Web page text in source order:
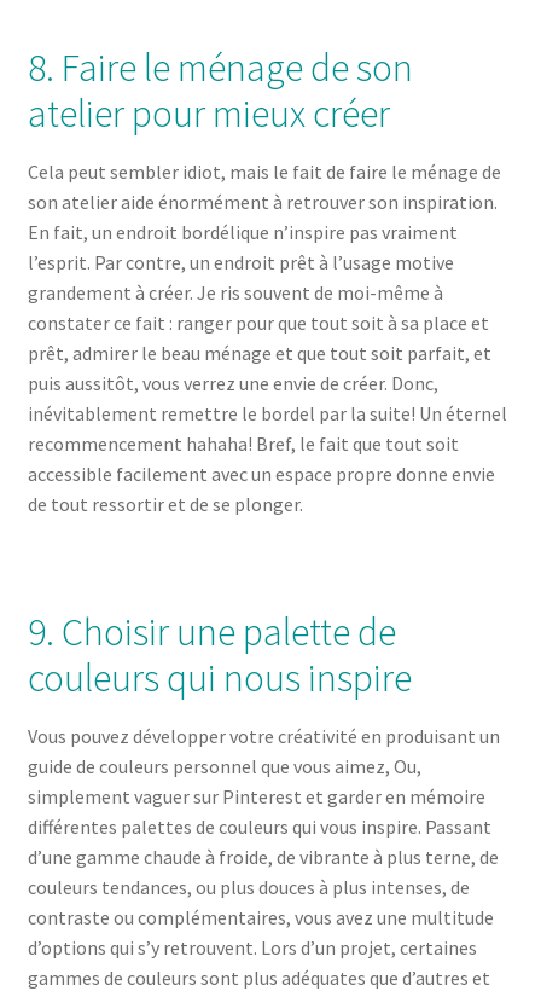
8. Faire le ménage de son
atelier pour mieux créer
Cela peut sembler idiot, mais le fait de faire le ménage de
son atelier aide énormément à retrouver son inspiration.
En fait, un endroit bordélique n’inspire pas vraiment
l’esprit. Par contre, un endroit prêt à l’usage motive
grandement à créer. Je ris souvent de moi-même à
constater ce fait : ranger pour que tout soit à sa place et
prêt, admirer le beau ménage et que tout soit parfait, et
puis aussitôt, vous verrez une envie de créer. Donc,
inévitablement remettre le bordel par la suite! Un éternel
recommencement hahaha! Bref, le fait que tout soit
accessible facilement avec un espace propre donne envie
de tout ressortir et de se plonger.
9. Choisir une palette de
couleurs qui nous inspire
Vous pouvez développer votre créativité en produisant un
guide de couleurs personnel que vous aimez, Ou,
simplement vaguer sur Pinterest et garder en mémoire
différentes palettes de couleurs qui vous inspire. Passant
d’une gamme chaude à froide, de vibrante à plus terne, de
couleurs tendances, ou plus douces à plus intenses, de
contraste ou complémentaires, vous avez une multitude
d’options qui s’y retrouvent. Lors d’un projet, certaines
gammes de couleurs sont plus adéquates que d’autres et